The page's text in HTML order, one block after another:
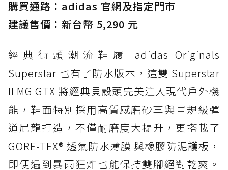
防水鞋推薦 3. Nike Dunk Low GORE-TEX：
經典 Dunk 輪廓加上防水科技，雨天穿搭帥度不
打折
防水鞋推薦 4. ASICS TRABUCO 14 GTX：搭
載 GORE-TEX 隱形貼合科技，全方位防水神鞋
防水鞋推薦 5. Salomon XT-6 GORE-TEX：潮
人必備山系鞋王！防滑、防水與街頭顏值一次攻
頂
防水鞋推薦 6. HOKA Stinson Evo GTX：越野
復刻厚底，GORE-TEX 防水與增高神器一次滿
購買通路：adidas 官網及指定門市
建議售價：新台幣 5,290 元
經典街頭潮流鞋履 adidas Originals
Superstar 也有了防水版本，這雙 Superstar
II MG GTX 將經典貝殼頭完美注入現代戶外機
能，鞋面特別採用高質感磨砂革與軍規級彈
道尼龍打造，不僅耐磨度大提升，更搭載了
GORE-TEX® 透氣防水薄膜 與橡膠防泥護板，
即便遇到暴雨狂炸也能保持雙腳絕對乾爽。